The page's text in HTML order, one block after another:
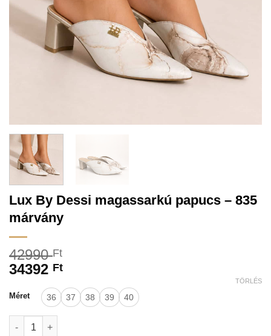
Lux By Dessi magassarkú papucs – 835
márvány
42990Ft
34392 Ft
Méret 36 37 38 39 40
TÖRLÉS
Lux By Dessi magassarkú papucs - 835 márvány mennyiség